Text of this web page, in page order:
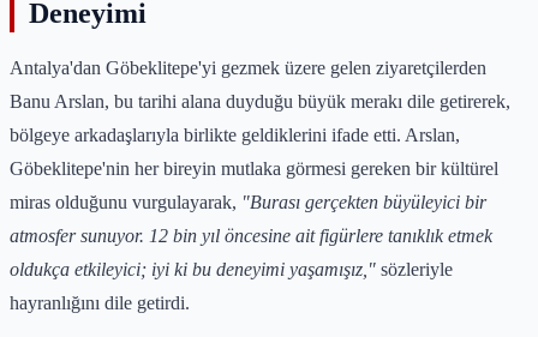
Deneyimi
Antalya'dan Göbeklitepe'yi gezmek üzere gelen ziyaretçilerden
Banu Arslan, bu tarihi alana duyduğu büyük merakı dile getirerek,
bölgeye arkadaşlarıyla birlikte geldiklerini ifade etti. Arslan,
Göbeklitepe'nin her bireyin mutlaka görmesi gereken bir kültürel
miras olduğunu vurgulayarak, "Burası gerçekten büyüleyici bir
atmosfer sunuyor. 12 bin yıl öncesine ait figürlere tanıklık etmek
oldukça etkileyici; iyi ki bu deneyimi yaşamışız," sözleriyle
hayranlığını dile getirdi.